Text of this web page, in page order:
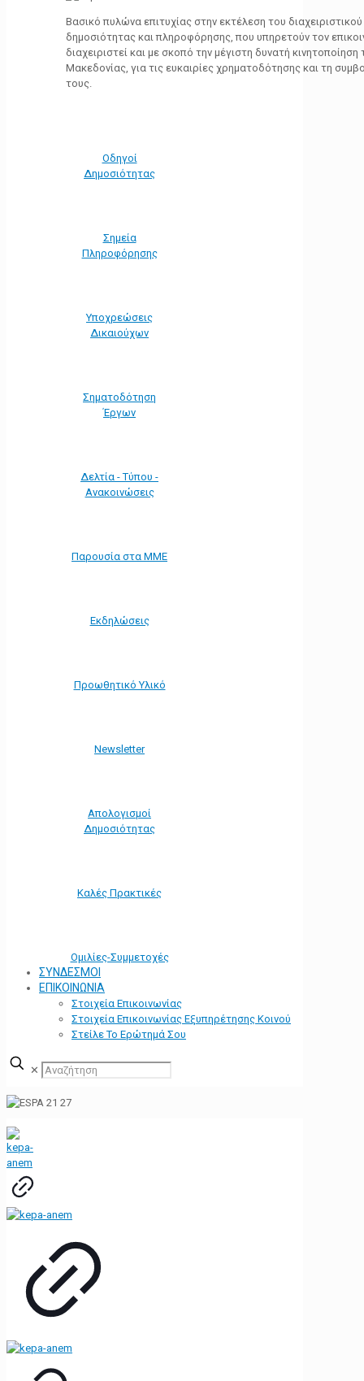
Βασικό πυλώνα επιτυχίας στην εκτέλεση του
δημοσιότητας και πληροφόρησης, που υπηρετούν τον
διαχειριστεί και με σκοπό την μέγιστη δυνατή
Μακεδονίας, για τις ευκαιρίες χρηματοδότησης και τη
τους.
Οδηγοί
Δημοσιότητας
Σημεία
Πληροφόρησης
Υποχρεώσεις
Δικαιούχων
Σηματοδότηση
Έργων
Δελτία - Τύπου -
Ανακοινώσεις
Παρουσία στα ΜΜΕ
Εκδηλώσεις
Προωθητικό Υλικό
Νewsletter
Απολογισμοί
Δημοσιότητας
Καλές Πρακτικές
Ομιλίες-Συμμετοχές
ΣΥΝΔΕΣΜΟΙ
ΕΠΙΚΟΙΝΩΝΙΑ
Στοιχεία Επικοινωνίας
Στοιχεία Επικοινωνίας Εξυπηρέτησης Κοινού
Στείλε Το Ερώτημά Σου
✕